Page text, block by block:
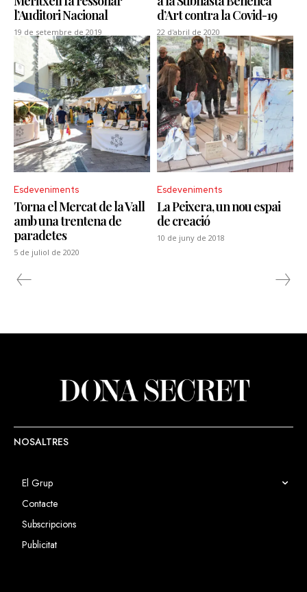
l’Auditori Nacional
19 de setembre de 2019
d’Art contra la Covid-19
22 d'abril de 2020
Esdeveniments
Torna el Mercat de la Vall
amb una trentena de
paradetes
5 de juliol de 2020
Esdeveniments
La Peixera, un nou espai
de creació
10 de juny de 2018
NOSALTRES
El Grup
Contacte
Subscripcions
Publicitat